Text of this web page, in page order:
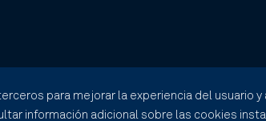
para mejorar la experiencia del usuario
información adicional sobre las cookies